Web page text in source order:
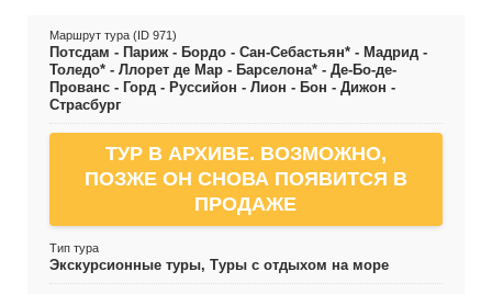
Маршрут тура (ID 971)
Потсдам - Париж - Бордо - Сан-Себастьян* - Мадрид -
Толедо* - Ллорет де Мар - Барселона* - Де-Бо-де-
Прованс - Горд - Руссийон - Лион - Бон - Дижон -
Страсбург
ТУР В АРХИВЕ. ВОЗМОЖНО,
ПОЗЖЕ ОН СНОВА ПОЯВИТСЯ В
ПРОДАЖЕ
Тип тура
Экскурсионные туры, Туры с отдыхом на море